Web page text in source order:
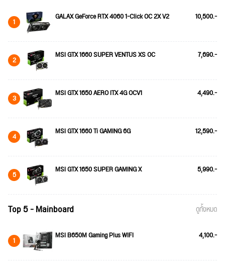
1 GALAX GeForce RTX 4060 1-Click OC 2X V2 10,500.-
2 MSI GTX 1660 SUPER VENTUS XS OC 7,690.-
3 MSI GTX 1650 AERO ITX 4G OCV1 4,490.-
4 MSI GTX 1660 Ti GAMING 6G 12,590.-
5 MSI GTX 1650 SUPER GAMING X 5,990.-
Top 5 - Mainboard ดูทั้งหมด
1 MSI B650M Gaming Plus WIFI 4,100.-